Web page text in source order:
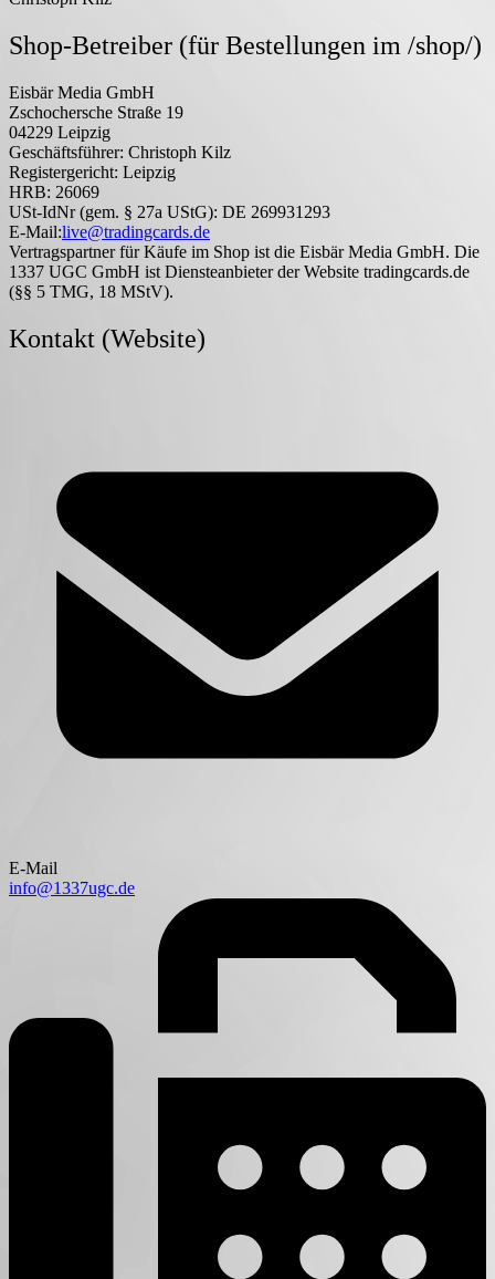
Shop-Betreiber (für Bestellungen im /shop/)
Eisbär Media GmbH
Zschochersche Straße 19
04229 Leipzig
Geschäftsführer: Christoph Kilz
Registergericht: Leipzig
HRB: 26069
USt-IdNr (gem. § 27a UStG): DE 269931293
E-Mail:live@tradingcards.de
Vertragspartner für Käufe im Shop ist die Eisbär Media GmbH. Die
1337 UGC GmbH ist Diensteanbieter der Website tradingcards.de
(§§ 5 TMG, 18 MStV).
Kontakt (Website)
E-Mail
info@1337ugc.de